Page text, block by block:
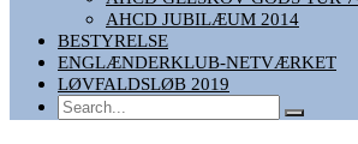
AHCD JUBILÆUM 2014
BESTYRELSE
ENGLÆNDERKLUB-NETVÆRKET
LØVFALDSLØB 2019